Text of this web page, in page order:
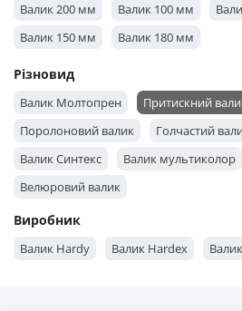
Валик 200 мм Валик 100 мм
Валик 150 мм
Валик 180 мм
Різновид
Валик Молтопрен
Притискний
Поролоновий валик
Голчастий
Валик Синтекс
Валик мультиколор
Велюровий валик
Виробник
Валик Hardy Валик Hardex